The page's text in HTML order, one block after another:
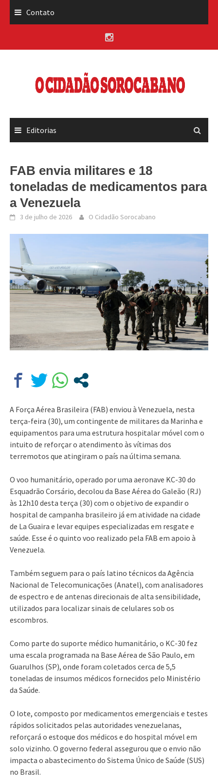
Contato
Editorias
FAB envia militares e 18
toneladas de medicamentos para
a Venezuela
3 de julho de 2026 O Cidadão Sorocabano
A Força Aérea Brasileira (FAB) enviou à Venezuela, nesta
terça-feira (30), um contingente de militares da Marinha e
equipamentos para uma estrutura hospitalar móvel com o
intuito de reforçar o atendimento às vítimas dos
terremotos que atingiram o país na última semana.
O voo humanitário, operado por uma aeronave KC-30 do
Esquadrão Corsário, decolou da Base Aérea do Galeão (RJ)
às 12h10 desta terça (30) com o objetivo de expandir o
hospital de campanha brasileiro já em atividade na cidade
de La Guaira e levar equipes especializadas em resgate e
saúde. Esse é o quinto voo realizado pela FAB em apoio à
Venezuela.
Também seguem para o país latino técnicos da Agência
Nacional de Telecomunicações (Anatel), com analisadores
de espectro e de antenas direcionais de alta sensibilidade,
utilizados para localizar sinais de celulares sob os
escombros.
Como parte do suporte médico humanitário, o KC-30 fez
uma escala programada na Base Aérea de São Paulo, em
Guarulhos (SP), onde foram coletados cerca de 5,5
toneladas de insumos médicos fornecidos pelo Ministério
da Saúde.
O lote, composto por medicamentos emergenciais e testes
rápidos solicitados pelas autoridades venezuelanas,
reforçará o estoque dos médicos e do hospital móvel em
solo vizinho. O governo federal assegurou que o envio não
impacta o abastecimento do Sistema Único de Saúde (SUS)
no Brasil.